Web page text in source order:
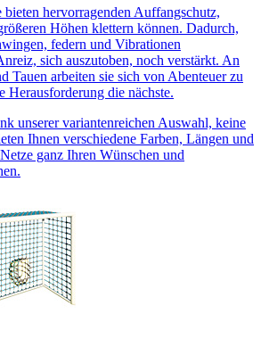
bieten hervorragenden Auffangschutz,
Höhen klettern können. Dadurch,
federn und Vibrationen
sich auszutoben, noch verstärkt. An
Tauen arbeiten sie sich von Abenteuer zu
Herausforderung die nächste.
unserer variantenreichen Auswahl, keine
Ihnen verschiedene Farben, Längen und
ganz Ihren Wünschen und